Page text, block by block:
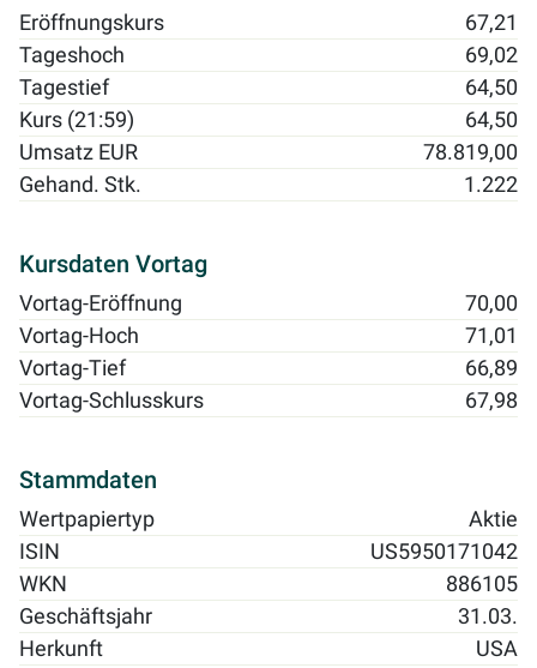
Eröffnungskurs
67,21
Tageshoch
69,02
Tagestief
64,50
Kurs (21:59)
64,50
Umsatz EUR
78.819,00
Gehand. Stk.
1.222
Kursdaten Vortag
Vortag-Eröffnung
70,00
Vortag-Hoch
71,01
Vortag-Tief
66,89
Vortag-Schlusskurs
67,98
Stammdaten
Wertpapiertyp
Aktie
ISIN
US5950171042
WKN
886105
Geschäftsjahr
31.03.
Herkunft
USA